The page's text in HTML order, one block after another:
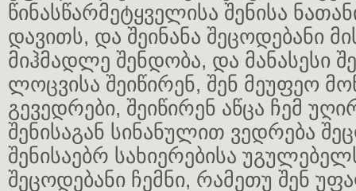
წინასწარმეტყველისა შენისა
დავითს, და შეინანა შეცოდებანი
მიჰმადლე შენდობა, და მანასესი
ლოცვისა შეიწირენ, შენ მეუფეო
გევედრები, შეიწირენ აწცა ჩემ
შენისაგან სინანულით ვედრება
შენისაებრ სახიერებისა
შეცოდებანი ჩემნი, რამეთუ შენ